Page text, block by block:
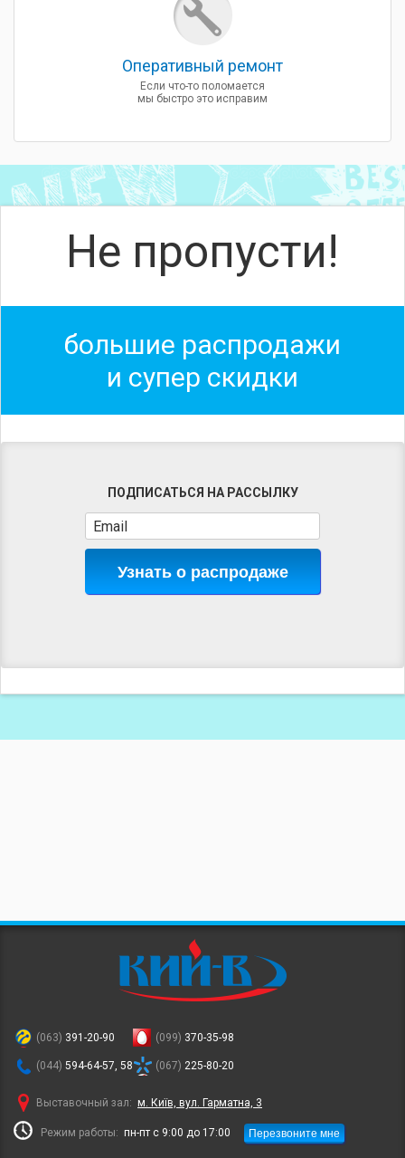
Оперативный ремонт
Если что-то поломается
мы быстро это исправим
Не пропусти!
большие распродажи
и супер скидки
ПОДПИСАТЬСЯ НА РАССЫЛКУ
Узнать о распродаже
(063) 391-20-90
(044) 594-64-57, 58
(099) 370-35-98
(067) 225-80-20
Выставочный зал: м. Київ, вул. Гарматна, 3
Режим работы: пн-пт с 9:00 до 17:00 Перезвоните мне